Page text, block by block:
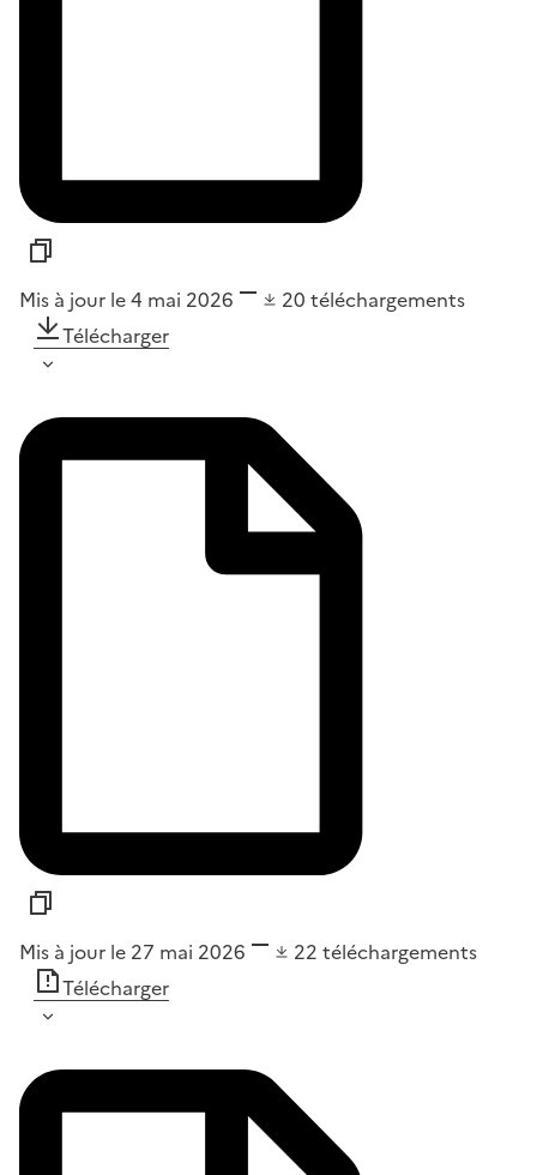
Mis à jour le 4 mai 2026 20 téléchargements
Télécharger
Mis à jour le 27 mai 2026 22 téléchargements
Télécharger